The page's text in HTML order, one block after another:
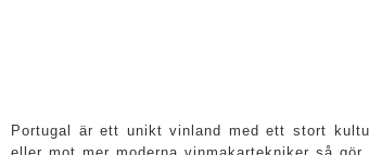
Portugal är ett unikt vinland med ett stort